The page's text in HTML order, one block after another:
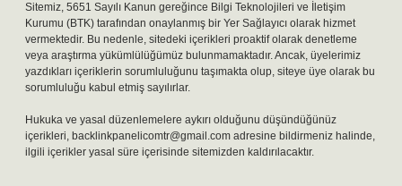
Sitemiz, 5651 Sayılı Kanun gereğince Bilgi Teknolojileri ve İletişim
Kurumu (BTK) tarafından onaylanmış bir Yer Sağlayıcı olarak hizmet
vermektedir. Bu nedenle, sitedeki içerikleri proaktif olarak denetleme
veya araştırma yükümlülüğümüz bulunmamaktadır. Ancak, üyelerimiz
yazdıkları içeriklerin sorumluluğunu taşımakta olup, siteye üye olarak bu
sorumluluğu kabul etmiş sayılırlar.
Hukuka ve yasal düzenlemelere aykırı olduğunu düşündüğünüz
içerikleri, backlinkpanelicomtr@gmail.com adresine bildirmeniz halinde,
ilgili içerikler yasal süre içerisinde sitemizden kaldırılacaktır.